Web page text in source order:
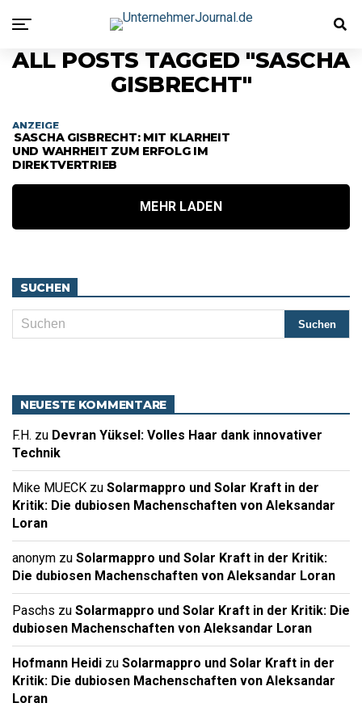
ALL POSTS TAGGED "SASCHA
GISBRECHT"
ANZEIGE
SASCHA GISBRECHT: MIT KLARHEIT
UND WAHRHEIT ZUM ERFOLG IM
DIREKTVERTRIEB
MEHR LADEN
SUCHEN
NEUESTE KOMMENTARE
F.H. zu Devran Yüksel: Volles Haar dank innovativer
Technik
Mike MUECK zu Solarmappro und Solar Kraft in der
Kritik: Die dubiosen Machenschaften von Aleksandar
Loran
anonym zu Solarmappro und Solar Kraft in der Kritik:
Die dubiosen Machenschaften von Aleksandar Loran
Paschs zu Solarmappro und Solar Kraft in der Kritik: Die
dubiosen Machenschaften von Aleksandar Loran
Hofmann Heidi zu Solarmappro und Solar Kraft in der
Kritik: Die dubiosen Machenschaften von Aleksandar
Loran